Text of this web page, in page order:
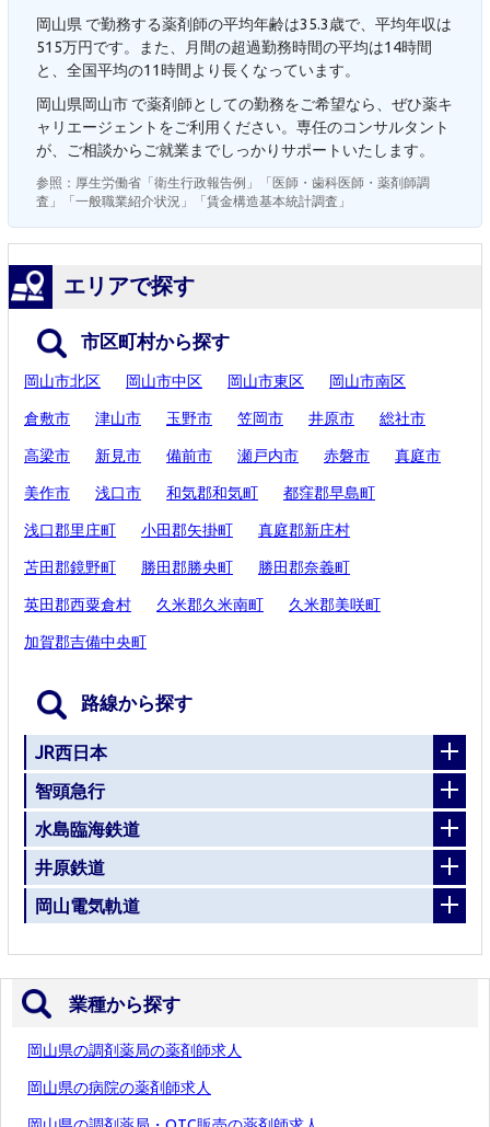
岡山県 で勤務する薬剤師の平均年齢は35.3歳で、平均年収は
515万円です。また、月間の超過勤務時間の平均は14時間
と、全国平均の11時間より長くなっています。
岡山県岡山市 で薬剤師としての勤務をご希望なら、ぜひ薬キ
ャリエージェントをご利用ください。専任のコンサルタント
が、ご相談からご就業までしっかりサポートいたします。
参照：厚生労働省「衛生行政報告例」「医師・歯科医師・薬剤師調
査」「一般職業紹介状況」「賃金構造基本統計調査」
エリアで探す
市区町村から探す
岡山市北区 岡山市中区 岡山市東区 岡山市南区
倉敷市 津山市 玉野市 笠岡市 井原市 総社市
高梁市 新見市 備前市 瀬戸内市 赤磐市 真庭市
美作市 浅口市 和気郡和気町 都窪郡早島町
浅口郡里庄町 小田郡矢掛町 真庭郡新庄村
苫田郡鏡野町 勝田郡勝央町 勝田郡奈義町
英田郡西粟倉村 久米郡久米南町 久米郡美咲町
加賀郡吉備中央町
路線から探す
JR西日本
智頭急行
水島臨海鉄道
井原鉄道
岡山電気軌道
業種から探す
岡山県の調剤薬局の薬剤師求人
岡山県の病院の薬剤師求人